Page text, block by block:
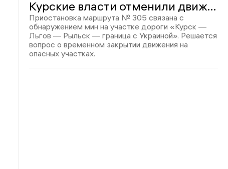
Курские власти отменили движение автобусов на трассе «Льгов-Рыльск»: участок дороги могут закрыть
Приостановка маршрута № 305 связана с
обнаружением мин на участке дороги «Курск —
Льгов — Рыльск — граница с Украиной». Решается
вопрос о временном закрытии движения на
опасных участках.